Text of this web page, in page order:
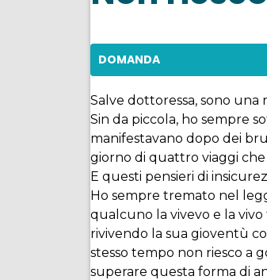
DOMANDA
Salve dottoressa, sono una
Sin da piccola, ho sempre
manifestavano dopo dei
giorno di quattro viaggi che
E questi pensieri di
Ho sempre tremato nel
qualcuno la vivevo e la
rivivendo la sua gioventù
stesso tempo non riesco a
superare questa forma di